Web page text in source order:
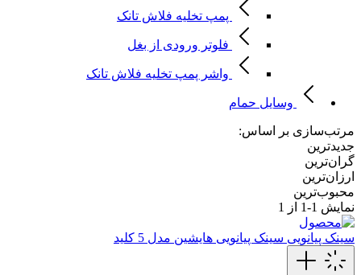
پمپ تخلیه فلاش تانک
فلوتر ورودی از بغل
واشر پمپ تخلیه فلاش تانک
وسایل حمام
مرتب‌سازی بر اساس:
جدیدترین
گران‌ترین
ارزان‌ترین
محبوب‌ترین
نمایش 1-1 از 1
سینک پیانویی سینک پیانویی هایشین مدل 5 کلید